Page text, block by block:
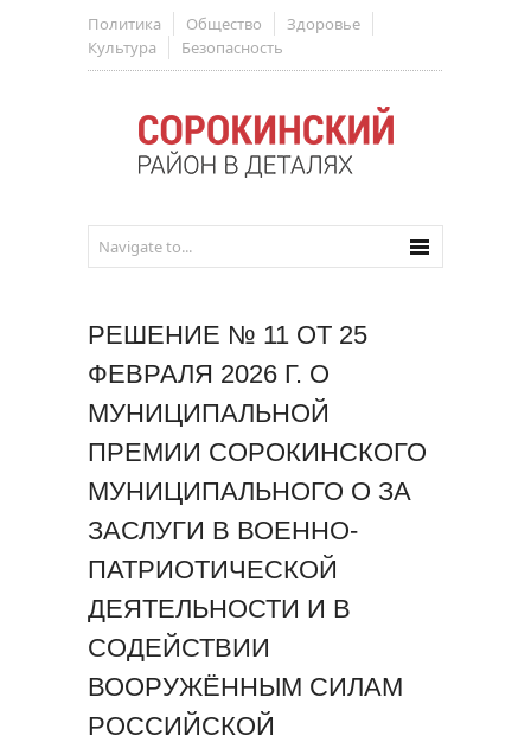
Политика Общество
Здоровье
Культура
Безопасность
РЕШЕНИЕ № 11 ОТ 25
ФЕВРАЛЯ 2026 Г. О
МУНИЦИПАЛЬНОЙ
ПРЕМИИ СОРОКИНСКОГО
МУНИЦИПАЛЬНОГО О ЗА
ЗАСЛУГИ В ВОЕННО-
ПАТРИОТИЧЕСКОЙ
ДЕЯТЕЛЬНОСТИ И В
СОДЕЙСТВИИ
ВООРУЖЁННЫМ СИЛАМ
РОССИЙСКОЙ